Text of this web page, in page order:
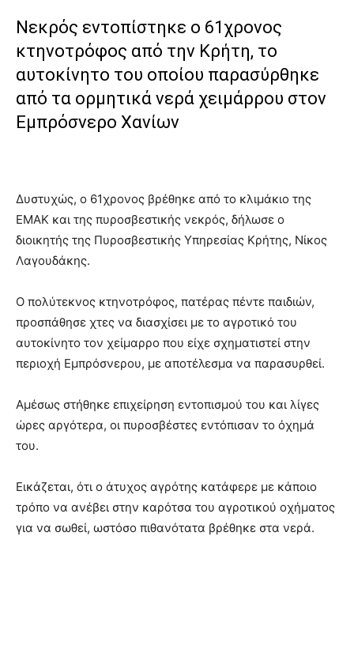
Νεκρός εντοπίστηκε ο 61χρονος
κτηνοτρόφος από την Κρήτη, το
αυτοκίνητο του οποίου παρασύρθηκε
από τα ορμητικά νερά χειμάρρου στον
Εμπρόσνερο Χανίων
Δυστυχώς, ο 61χρονος βρέθηκε από το κλιμάκιο της
ΕΜΑΚ και της πυροσβεστικής νεκρός, δήλωσε ο
διοικητής της Πυροσβεστικής Υπηρεσίας Κρήτης, Νίκος
Λαγουδάκης.
O πολύτεκνος κτηνοτρόφος, πατέρας πέντε παιδιών,
προσπάθησε χτες να διασχίσει με το αγροτικό του
αυτοκίνητο τον χείμαρρο που είχε σχηματιστεί στην
περιοχή Εμπρόσνερου, με αποτέλεσμα να παρασυρθεί.
Αμέσως στήθηκε επιχείρηση εντοπισμού του και λίγες
ώρες αργότερα, οι πυροσβέστες εντόπισαν το όχημά
του.
Εικάζεται, ότι ο άτυχος αγρότης κατάφερε με κάποιο
τρόπο να ανέβει στην καρότσα του αγροτικού οχήματος
για να σωθεί, ωστόσο πιθανότατα βρέθηκε στα νερά.